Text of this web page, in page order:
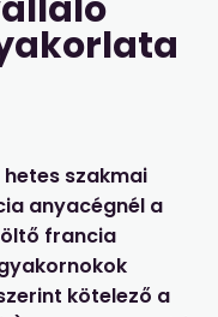
szakmai
anyacégnél a
francia
kötelező a